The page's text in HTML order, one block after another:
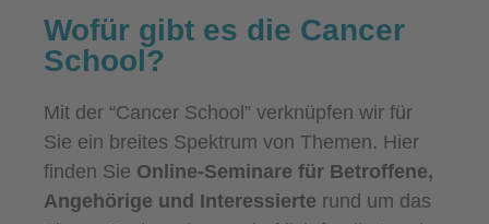
Wofür gibt es die Cancer
School?
Mit der “Cancer School” verknüpfen wir für
Sie ein breites Spektrum von Themen. Hier
finden Sie Online-Seminare für Betroffene,
Angehörige und Interessierte rund um das